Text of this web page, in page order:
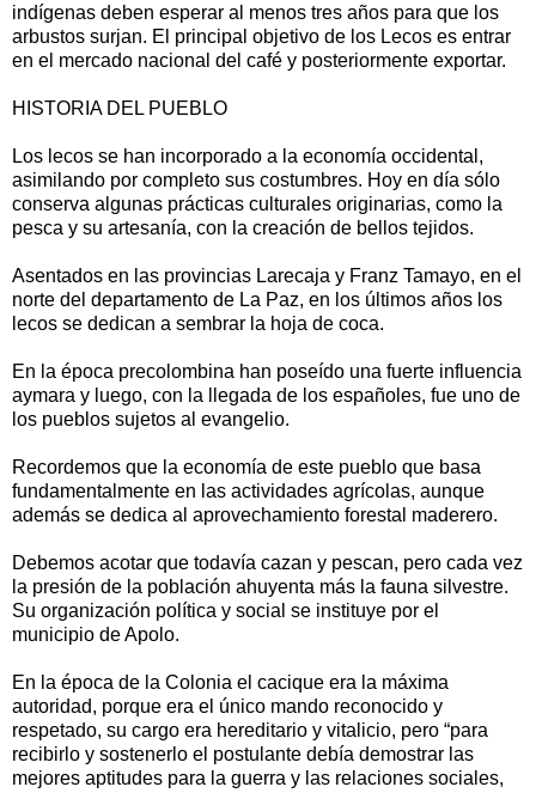
indígenas deben esperar al menos tres años para que los
arbustos surjan. El principal objetivo de los Lecos es entrar
en el mercado nacional del café y posteriormente exportar.
HISTORIA DEL PUEBLO
Los lecos se han incorporado a la economía occidental,
asimilando por completo sus costumbres. Hoy en día sólo
conserva algunas prácticas culturales originarias, como la
pesca y su artesanía, con la creación de bellos tejidos.
Asentados en las provincias Larecaja y Franz Tamayo, en el
norte del departamento de La Paz, en los últimos años los
lecos se dedican a sembrar la hoja de coca.
En la época precolombina han poseído una fuerte influencia
aymara y luego, con la llegada de los españoles, fue uno de
los pueblos sujetos al evangelio.
Recordemos que la economía de este pueblo que basa
fundamentalmente en las actividades agrícolas, aunque
además se dedica al aprovechamiento forestal maderero.
Debemos acotar que todavía cazan y pescan, pero cada vez
la presión de la población ahuyenta más la fauna silvestre.
Su organización política y social se instituye por el
municipio de Apolo.
En la época de la Colonia el cacique era la máxima
autoridad, porque era el único mando reconocido y
respetado, su cargo era hereditario y vitalicio, pero “para
recibirlo y sostenerlo el postulante debía demostrar las
mejores aptitudes para la guerra y las relaciones sociales,